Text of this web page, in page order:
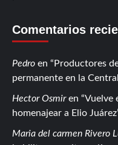
Comentarios
Pedro en
Productores
permanente en la
Hector Osmiren
Vuelve
homenajear a Elio Juárez
Maria del carmen Rivero